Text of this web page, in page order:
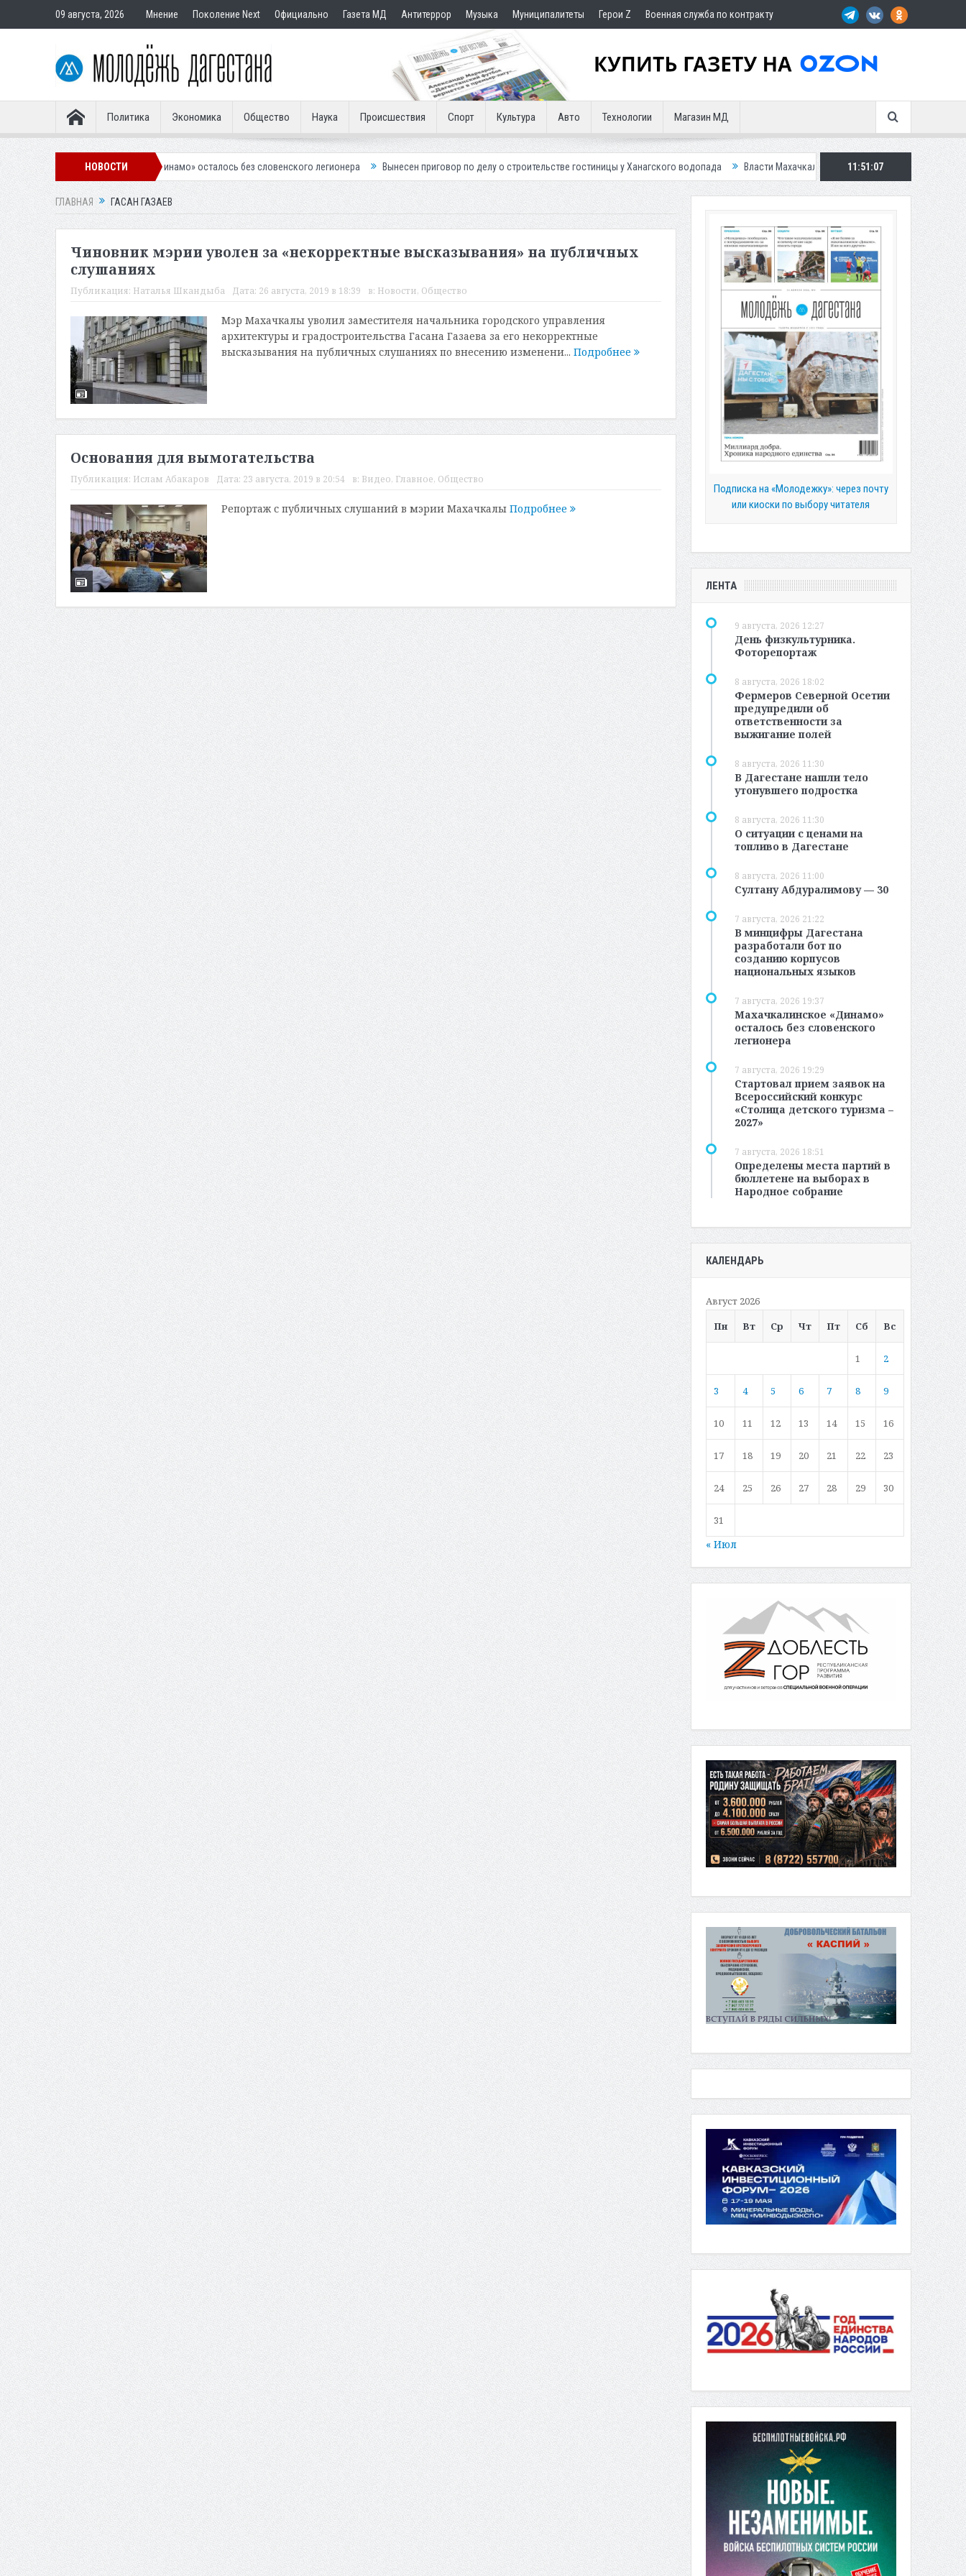
09 августа, 2026 Мнение Поколение Next Официально Газета МД Антитеррор Музыка Муниципалитеты Герои Z Военная служба по контракту
Политика Экономика Общество Наука Происшествия Спорт Культура Авто Технологии Магазин МД
НОВОСТИ
Махачкалинское «Динамо» осталось без словенского легионера Вынесен приговор по делу о строительстве гостиницы у Ханагского водопада Власти Махачкалы планирует внедрить новую систему для
11:51:09
ГЛАВНАЯ ГАСАН ГАЗАЕВ
Чиновник мэрии уволен за «некорректные высказывания» на публичных
слушаниях
Публикация: Наталья Шкандыба Дата: 26 августа, 2019 в 18:39 в: Новости, Общество
Мэр Махачкалы уволил заместителя начальника городского управления
архитектуры и градостроительства Гасана Газаева за его некорректные
высказывания на публичных слушаниях по внесению изменени... Подробнее
Основания для вымогательства
Публикация: Ислам Абакаров Дата: 23 августа, 2019 в 20:54 в: Видео, Главное, Общество
Репортаж с публичных слушаний в мэрии Махачкалы Подробнее
Подписка на «Молодежку»: через почту
или киоски по выбору читателя
ЛЕНТА
9 августа, 2026 12:27
День физкультурника.
Фоторепортаж
8 августа, 2026 18:02
Фермеров Северной Осетии
предупредили об
ответственности за
выжигание полей
8 августа, 2026 11:30
В Дагестане нашли тело
утонувшего подростка
8 августа, 2026 11:30
О ситуации с ценами на
топливо в Дагестане
8 августа, 2026 11:00
Султану Абдуралимову — 30
7 августа, 2026 21:22
В минцифры Дагестана
разработали бот по
созданию корпусов
национальных языков
7 августа, 2026 19:37
Махачкалинское «Динамо»
осталось без словенского
легионера
7 августа, 2026 19:29
Стартовал прием заявок на
Всероссийский конкурс
«Столица детского туризма –
2027»
7 августа, 2026 18:51
Определены места партий в
бюллетене на выборах в
Народное собрание
КАЛЕНДАРЬ
Август 2026
Пн
Вт Ср Чт Пт Сб Вс
1 2
3 4 5 6 7 8 9
10 11 12 13 14 15 16
17 18 19 20 21 22 23
24 25 26 27 28 29 30
31
« Июл